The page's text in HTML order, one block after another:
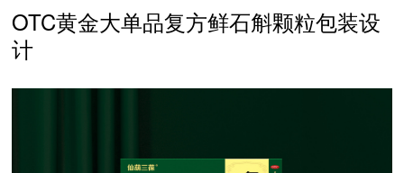
OTC黄金大单品复方鲜石斛颗粒包装设
计